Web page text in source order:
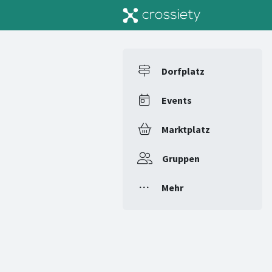
Dorfplatz
Events
Marktplatz
Gruppen
Mehr